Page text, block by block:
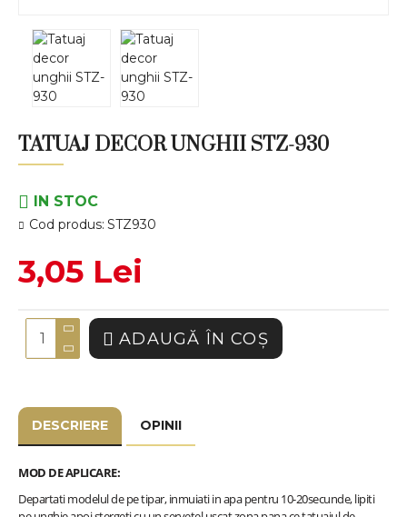
TATUAJ DECOR UNGHII STZ-930
IN STOC
Cod produs: STZ930
3,05 Lei
ADAUGĂ ÎN COŞ
DESCRIERE OPINII
MOD DE APLICARE:
Departati modelul de pe tipar, inmuiati in apa pentru 10-20secunde, lipiti